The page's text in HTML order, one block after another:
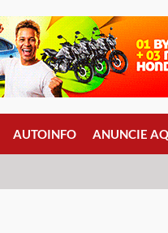
AUTOINFO ANUNCIE